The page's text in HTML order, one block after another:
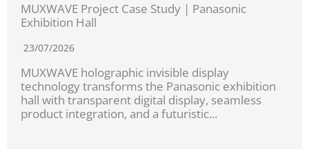
MUXWAVE Project Case Study | Panasonic
Exhibition Hall
23/07/2026
MUXWAVE holographic invisible display
technology transforms the Panasonic exhibition
hall with transparent digital display, seamless
product integration, and a futuristic...